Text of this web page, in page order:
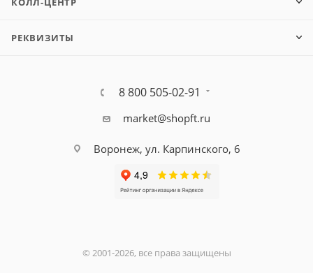
РЕКВИЗИТЫ
8 800 505-02-91
market@shopft.ru
Воронеж, ул. Карпинского, 6
© 2001-2026, все права защищены